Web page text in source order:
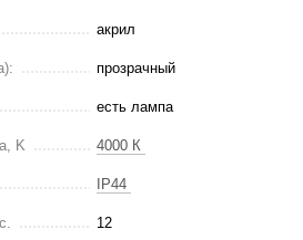
акрил
прозрачный
есть лампа
K 4000 К
IP44
12